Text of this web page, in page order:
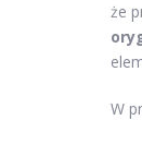
że
W